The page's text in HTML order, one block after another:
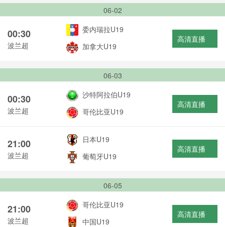
06-02
00:30
波兰超
委内瑞拉U19
加拿大U19
高清直播
06-03
00:30
波兰超
沙特阿拉伯U19
哥伦比亚U19
高清直播
21:00
波兰超
日本U19
葡萄牙U19
高清直播
06-05
21:00
波兰超
哥伦比亚U19
中国U19
高清直播